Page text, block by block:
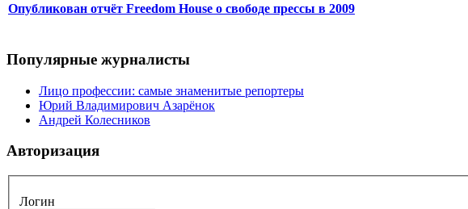
Опубликован отчёт Freedom House о свободе прессы в 2009
Популярные журналисты
Лицо профессии: самые знаменитые репортеры
Юрий Владимирович Азарёнок
Андрей Колесников
Авторизация
Логин